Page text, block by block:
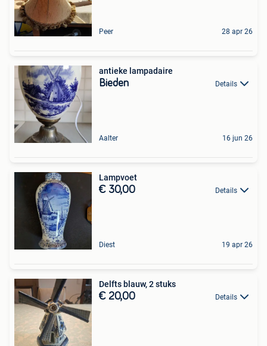
Peer 28 apr 26
antieke lampadaire
Bieden Details
Aalter 16 jun 26
Lampvoet
€ 30,00 Details
Diest 19 apr 26
Delfts blauw, 2 stuks
€ 20,00 Details